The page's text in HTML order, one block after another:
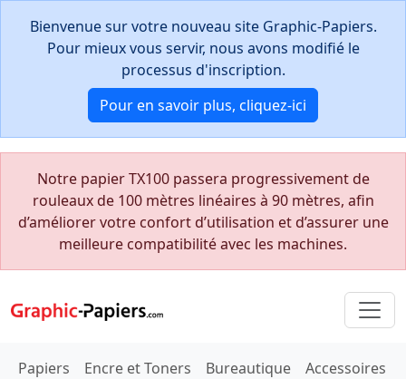
Bienvenue sur votre nouveau site Graphic-Papiers.
Pour mieux vous servir, nous avons modifié le
processus d'inscription.
Pour en savoir plus, cliquez-ici
Notre papier TX100 passera progressivement de
rouleaux de 100 mètres linéaires à 90 mètres, afin
d’améliorer votre confort d’utilisation et d’assurer une
meilleure compatibilité avec les machines.
Papiers Encre et Toners Bureautique Accessoires